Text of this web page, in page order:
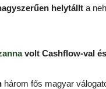
helytállt a
volt Cashflow-val
három fős magyar